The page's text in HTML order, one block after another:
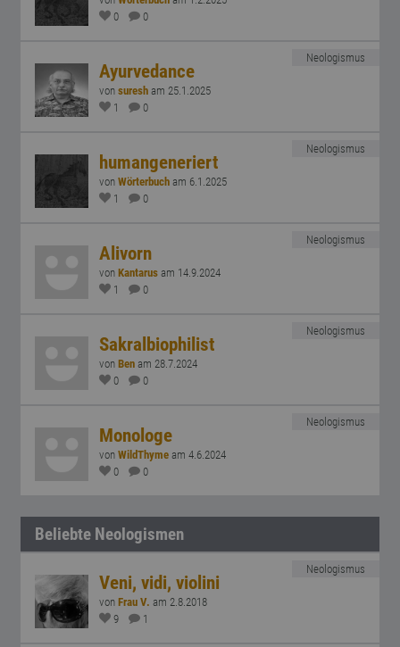
0
0
Neologismus
Ayurvedance
vonsuresh am 25.1.2025
1
0
Neologismus
humangeneriert
vonWörterbuch am 6.1.2025
1
0
Neologismus
Alivorn
vonKantarus am 14.9.2024
1
0
Neologismus
Sakralbiophilist
vonBen am 28.7.2024
0
0
Neologismus
Monologe
vonWildThyme am 4.6.2024
0
0
Beliebte Neologismen
Neologismus
Veni, vidi, violini
vonFrau V. am 2.8.2018
9
1